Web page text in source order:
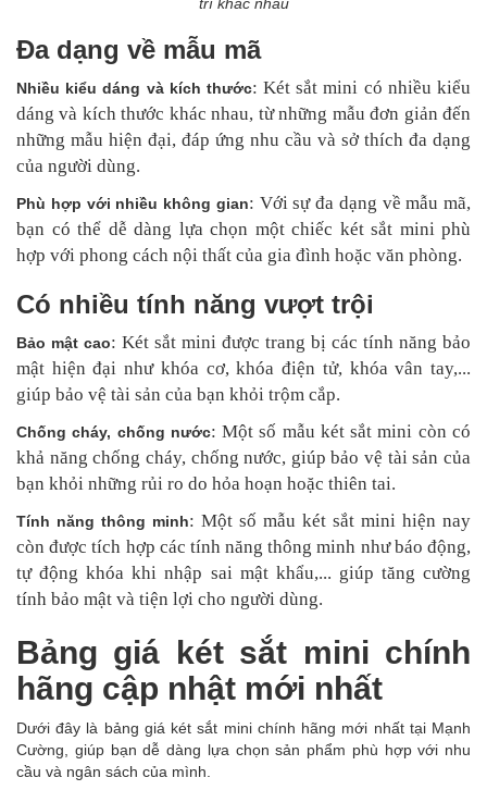
trí khác nhau
Đa dạng về mẫu mã
Nhiều kiểu dáng và kích thước: Két sắt mini có nhiều kiểu
dáng và kích thước khác nhau, từ những mẫu đơn giản đến
những mẫu hiện đại, đáp ứng nhu cầu và sở thích đa dạng
của người dùng.
Phù hợp với nhiều không gian: Với sự đa dạng về mẫu mã,
bạn có thể dễ dàng lựa chọn một chiếc két sắt mini phù
hợp với phong cách nội thất của gia đình hoặc văn phòng.
Có nhiều tính năng vượt trội
Bảo mật cao: Két sắt mini được trang bị các tính năng bảo
mật hiện đại như khóa cơ, khóa điện tử, khóa vân tay,...
giúp bảo vệ tài sản của bạn khỏi trộm cắp.
Chống cháy, chống nước: Một số mẫu két sắt mini còn có
khả năng chống cháy, chống nước, giúp bảo vệ tài sản của
bạn khỏi những rủi ro do hỏa hoạn hoặc thiên tai.
Tính năng thông minh: Một số mẫu két sắt mini hiện nay
còn được tích hợp các tính năng thông minh như báo động,
tự động khóa khi nhập sai mật khẩu,... giúp tăng cường
tính bảo mật và tiện lợi cho người dùng.
Bảng giá két sắt mini chính
hãng cập nhật mới nhất
Dưới đây là bảng giá két sắt mini chính hãng mới nhất tại Mạnh
Cường, giúp bạn dễ dàng lựa chọn sản phẩm phù hợp với nhu
cầu và ngân sách của mình.